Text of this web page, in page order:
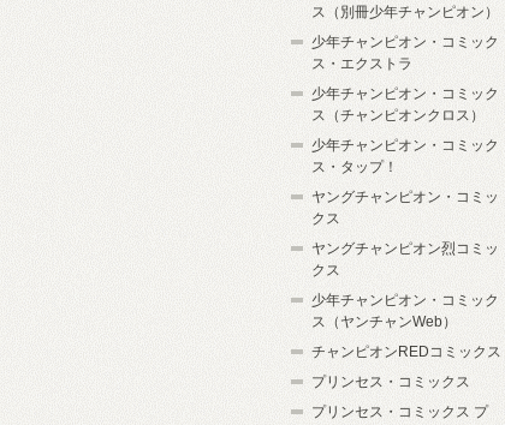
ス（別冊少年チャンピオン）
少年チャンピオン・コミック
ス・エクストラ
少年チャンピオン・コミック
ス（チャンピオンクロス）
少年チャンピオン・コミック
ス・タップ！
ヤングチャンピオン・コミッ
クス
ヤングチャンピオン烈コミッ
クス
少年チャンピオン・コミック
ス（ヤンチャンWeb）
チャンピオンREDコミックス
プリンセス・コミックス
プリンセス・コミックス プ